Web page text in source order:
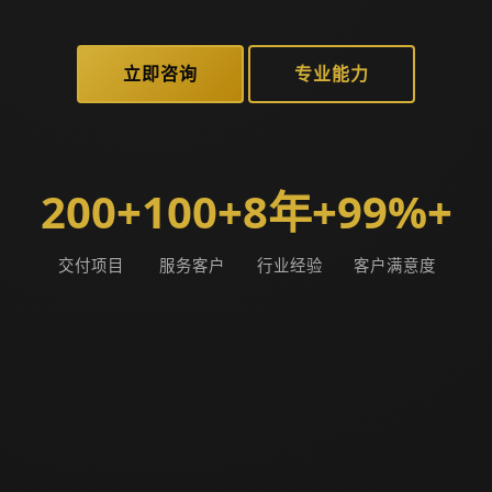
立即咨询 专业能力
200+
交付项目
100+
服务客户
8年+
行业经验
99%+
客户满意度